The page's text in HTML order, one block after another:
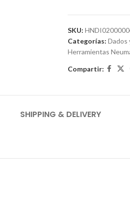
SKU:
Categorías: Dados
Herramientas
Compartir:
SHIPPING & DELIVERY